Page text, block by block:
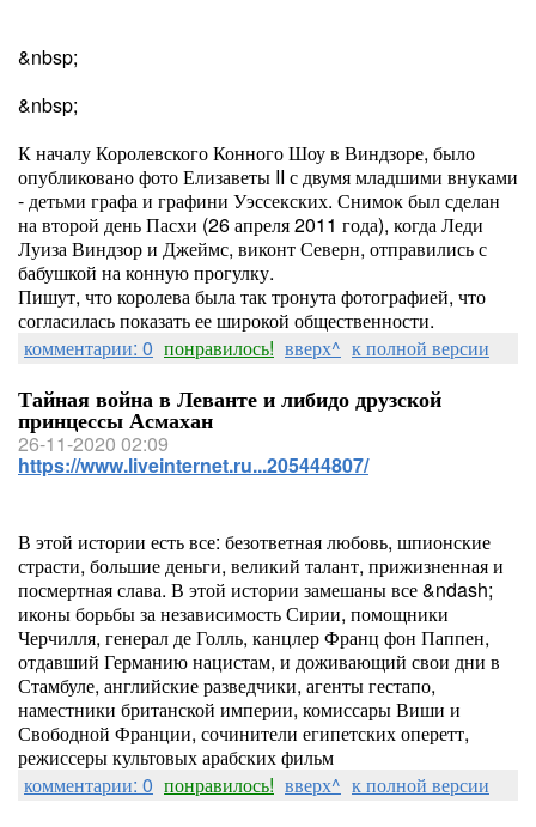
&nbsp;
&nbsp;
К началу Королевского Конного Шоу в Виндзоре, было
опубликовано фото Елизаветы II с двумя младшими внуками
- детьми графа и графини Уэссекских. Снимок был сделан
на второй день Пасхи (26 апреля 2011 года), когда Леди
Луиза Виндзор и Джеймс, виконт Северн, отправились с
бабушкой на конную прогулку.
Пишут, что королева была так тронута фотографией, что
согласилась показать ее широкой общественности.
комментарии: 0 понравилось! вверх^ к полной версии
Тайная война в Леванте и либидо друзской
принцессы Асмахан
26-11-2020 02:09
https://www.liveinternet.ru...205444807/
В этой истории есть все: безответная любовь, шпионские
страсти, большие деньги, великий талант, прижизненная и
посмертная слава. В этой истории замешаны все &ndash;
иконы борьбы за независимость Сирии, помощники
Черчилля, генерал де Голль, канцлер Франц фон Паппен,
отдавший Германию нацистам, и доживающий свои дни в
Стамбуле, английские разведчики, агенты гестапо,
наместники британской империи, комиссары Виши и
Свободной Франции, сочинители египетских оперетт,
режиссеры культовых арабских фильм
комментарии: 0 понравилось! вверх^ к полной версии